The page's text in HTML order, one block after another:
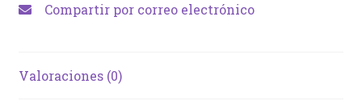
Compartir por correo electrónico
Valoraciones (0)